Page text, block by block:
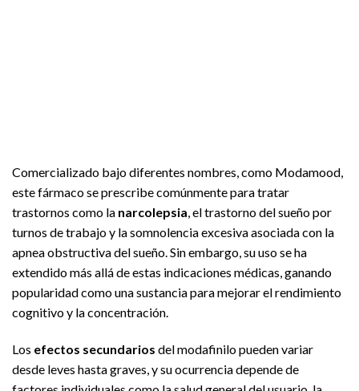
Comercializado bajo diferentes nombres, como Modamood,
este fármaco se prescribe comúnmente para tratar
trastornos como la narcolepsia, el trastorno del sueño por
turnos de trabajo y la somnolencia excesiva asociada con la
apnea obstructiva del sueño. Sin embargo, su uso se ha
extendido más allá de estas indicaciones médicas, ganando
popularidad como una sustancia para mejorar el rendimiento
cognitivo y la concentración.
Los efectos secundarios del modafinilo pueden variar
desde leves hasta graves, y su ocurrencia depende de